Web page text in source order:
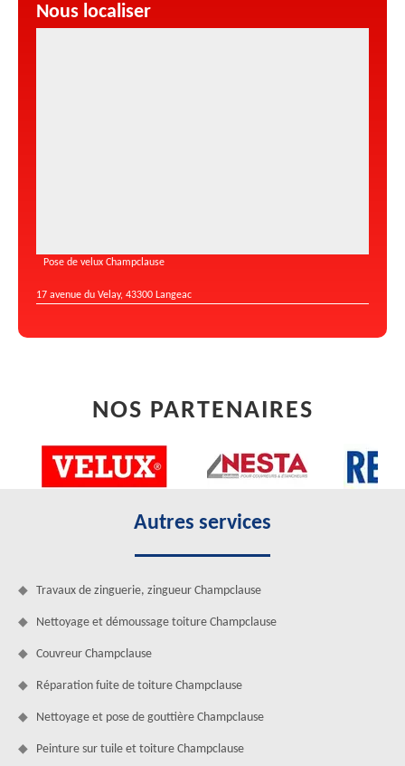
Nous localiser
Pose de velux Champclause
17 avenue du Velay, 43300 Langeac
NOS PARTENAIRES
Autres services
Travaux de zinguerie, zingueur Champclause
Nettoyage et démoussage toiture Champclause
Couvreur Champclause
Réparation fuite de toiture Champclause
Nettoyage et pose de gouttière Champclause
Peinture sur tuile et toiture Champclause